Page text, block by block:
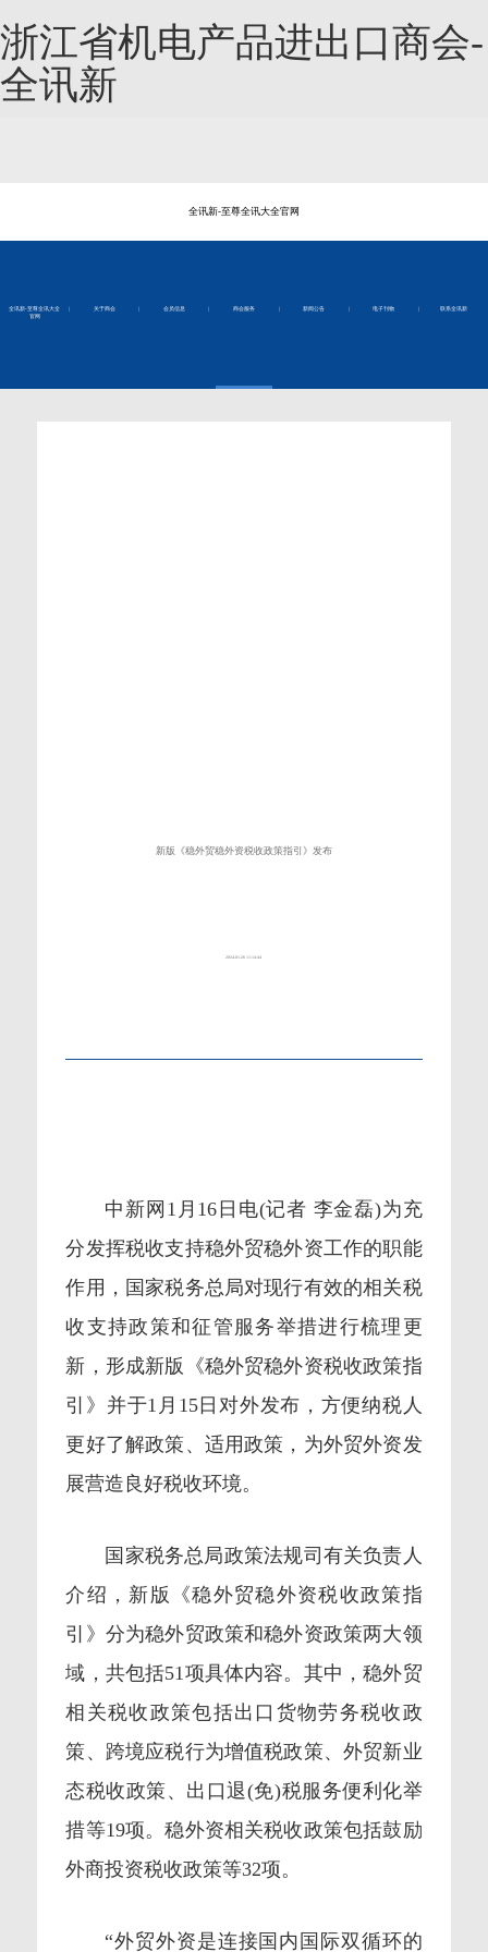
浙江省机电产品进出口商会-
全讯新
全讯新-至尊全讯大全官网
全讯新-至尊全讯大全
官网
关于商会 会员信息 商会服务 新闻公告 电子刊物 联系全讯新
新版《稳外贸稳外资税收政策指引》发布
2024-01-26 11:14:44
中新网1月16日电(记者 李金磊)为充
分发挥税收支持稳外贸稳外资工作的职能
作用，国家税务总局对现行有效的相关税
收支持政策和征管服务举措进行梳理更
新，形成新版《稳外贸稳外资税收政策指
引》并于1月15日对外发布，方便纳税人
更好了解政策、适用政策，为外贸外资发
展营造良好税收环境。
国家税务总局政策法规司有关负责人
介绍，新版《稳外贸稳外资税收政策指
引》分为稳外贸政策和稳外资政策两大领
域，共包括51项具体内容。其中，稳外贸
相关税收政策包括出口货物劳务税收政
策、跨境应税行为增值税政策、外贸新业
态税收政策、出口退(免)税服务便利化举
措等19项。稳外资相关税收政策包括鼓励
外商投资税收政策等32项。
“外贸外资是连接国内国际双循环的